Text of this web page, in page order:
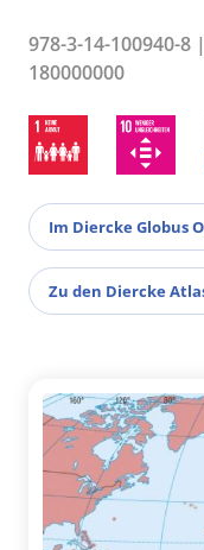
978-3-14-100940-
180000000
Im Diercke Globus
Zu den Diercke